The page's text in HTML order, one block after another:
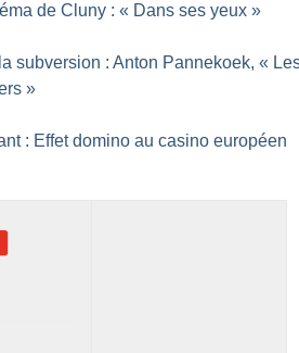
de Cluny : « Dans ses yeux »
subversion : Anton Pannekoek, «
»
: Effet domino au casino européen